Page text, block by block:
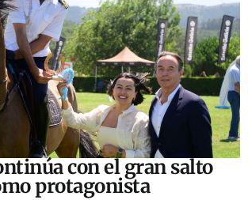
con el gran salto
protagonista